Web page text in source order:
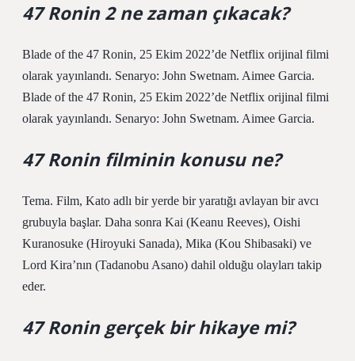
47 Ronin 2 ne zaman çıkacak?
Blade of the 47 Ronin, 25 Ekim 2022’de Netflix orijinal filmi
olarak yayınlandı. Senaryo: John Swetnam. Aimee Garcia.
Blade of the 47 Ronin, 25 Ekim 2022’de Netflix orijinal filmi
olarak yayınlandı. Senaryo: John Swetnam. Aimee Garcia.
47 Ronin filminin konusu ne?
Tema. Film, Kato adlı bir yerde bir yaratığı avlayan bir avcı
grubuyla başlar. Daha sonra Kai (Keanu Reeves), Oishi
Kuranosuke (Hiroyuki Sanada), Mika (Kou Shibasaki) ve
Lord Kira’nın (Tadanobu Asano) dahil olduğu olayları takip
eder.
47 Ronin gerçek bir hikaye mi?